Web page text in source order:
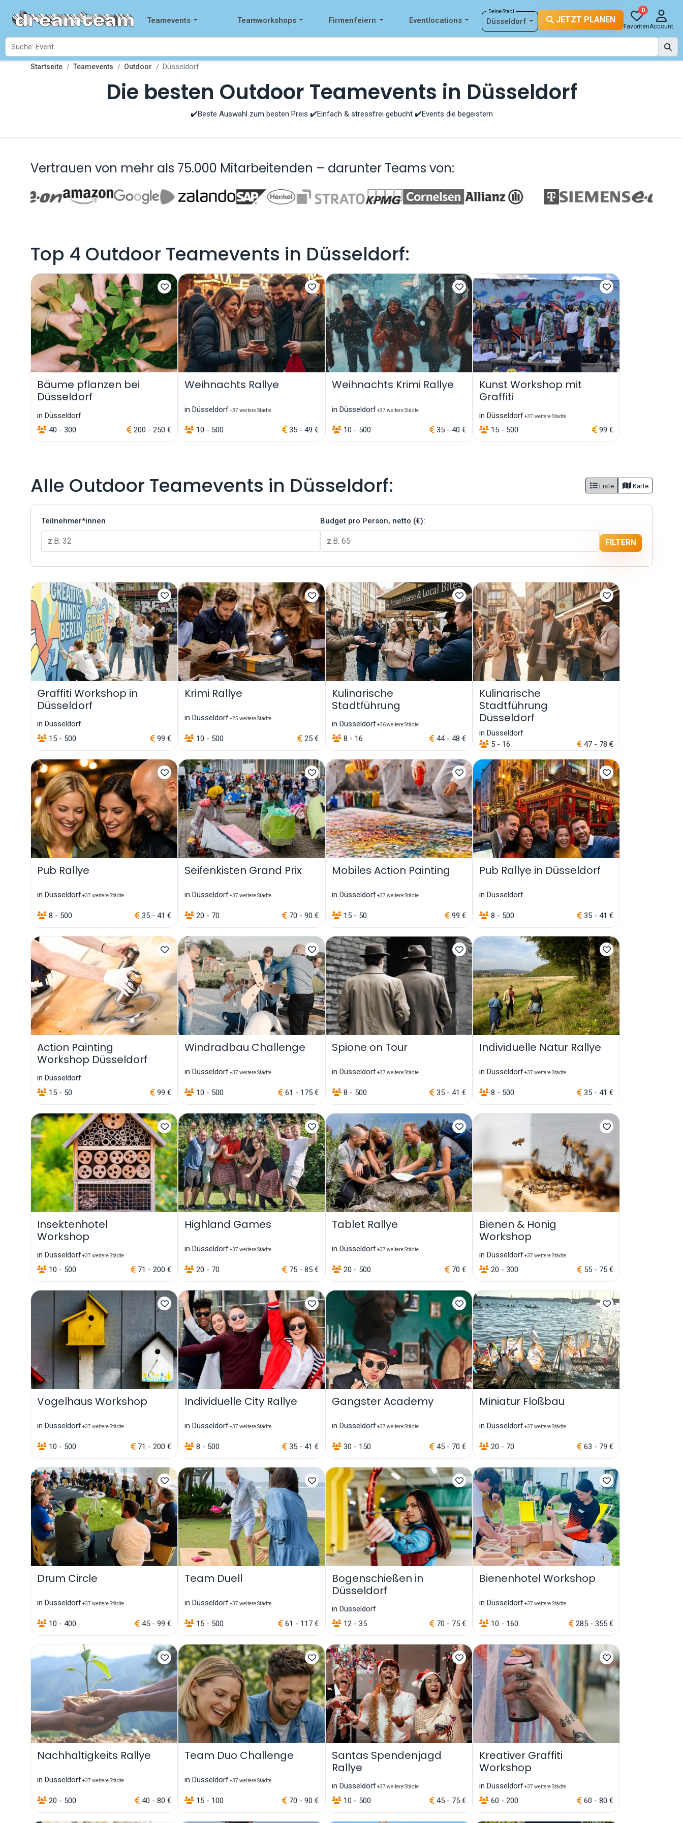
Teamevents Teamworkshops Firmenfeiern Eventlocations
Deine Stadt
Düsseldorf JETZT PLANEN
0
FavoritenAccount
Startseite Teamevents Outdoor Düsseldorf
Die besten Outdoor Teamevents in Düsseldorf
✔️Beste Auswahl zum besten Preis ✔️Einfach & stressfrei gebucht ✔️Events die begeistern
Vertrauen von mehr als 75.000 Mitarbeitenden – darunter Teams von:
Top 4 Outdoor Teamevents in Düsseldorf:
Bäume pflanzen bei
Düsseldorf
in Düsseldorf
40 - 300
200 - 250 €
Weihnachts Rallye
in Düsseldorf+37 weitere Städte
10 - 500 35 - 49 €
Weihnachts Krimi Rallye
in Düsseldorf+37 weitere Städte
10 - 500 35 - 40 €
Kunst Workshop mit
Graffiti
in Düsseldorf+37 weitere Städte
15 - 500 99 €
Alle Outdoor Teamevents in Düsseldorf: Liste Karte
Teilnehmer*innen Budget pro Person, netto (€):
FILTERN
Graffiti Workshop in
Düsseldorf
in Düsseldorf
15 - 500
99 €
Krimi Rallye
in Düsseldorf+25 weitere Städte
10 - 500 25 €
Kulinarische
Stadtführung
in Düsseldorf+36 weitere Städte
8 - 16 44 - 48 €
Kulinarische
Stadtführung
Düsseldorf
in Düsseldorf
5 - 16
47 - 78 €
Pub Rallye
in Düsseldorf+37 weitere Städte
8 - 500 35 - 41 €
Seifenkisten Grand Prix
in Düsseldorf+37 weitere Städte
20 - 70 70 - 90 €
Mobiles Action Painting
in Düsseldorf+37 weitere Städte
15 - 50 99 €
Pub Rallye in Düsseldorf
in Düsseldorf
8 - 500 35 - 41 €
Action Painting
Workshop Düsseldorf
in Düsseldorf
15 - 50
99 €
Windradbau Challenge
in Düsseldorf+37 weitere Städte
10 - 500 61 - 175 €
Spione on Tour
in Düsseldorf+37 weitere Städte
8 - 500 35 - 41 €
Individuelle Natur Rallye
in Düsseldorf+37 weitere Städte
8 - 500 35 - 41 €
Insektenhotel
Workshop
in Düsseldorf+37 weitere Städte
10 - 500 71 - 200 €
Highland Games
in Düsseldorf+37 weitere Städte
20 - 70 75 - 85 €
Tablet Rallye
in Düsseldorf+37 weitere Städte
20 - 500 70 €
Bienen & Honig
Workshop
in Düsseldorf+37 weitere Städte
20 - 300 55 - 75 €
Vogelhaus Workshop
in Düsseldorf+37 weitere Städte
10 - 500 71 - 200 €
Individuelle City Rallye
in Düsseldorf+37 weitere Städte
8 - 500 35 - 41 €
Gangster Academy
in Düsseldorf+37 weitere Städte
30 - 150 45 - 70 €
Miniatur Floßbau
in Düsseldorf+37 weitere Städte
20 - 70 63 - 79 €
Drum Circle
in Düsseldorf+37 weitere Städte
10 - 400 45 - 99 €
Team Duell
in Düsseldorf+37 weitere Städte
15 - 500 61 - 117 €
Bogenschießen in
Düsseldorf
in Düsseldorf
12 - 35
70 - 75 €
Bienenhotel Workshop
in Düsseldorf+37 weitere Städte
10 - 160 285 - 355 €
Nachhaltigkeits Rallye
in Düsseldorf+37 weitere Städte
20 - 500 40 - 80 €
Team Duo Challenge
in Düsseldorf+37 weitere Städte
15 - 100 70 - 90 €
Santas Spendenjagd
Rallye
in Düsseldorf+37 weitere Städte
10 - 500 45 - 75 €
Kreativer Graffiti
Workshop
in Düsseldorf+37 weitere Städte
60 - 200 60 - 80 €